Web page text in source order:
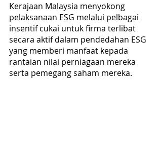
Kerajaan Malaysia menyokong
pelaksanaan ESG melalui pelbagai
insentif cukai untuk firma terlibat
secara aktif dalam pendedahan ESG
yang memberi manfaat kepada
rantaian nilai perniagaan mereka
serta pemegang saham mereka.